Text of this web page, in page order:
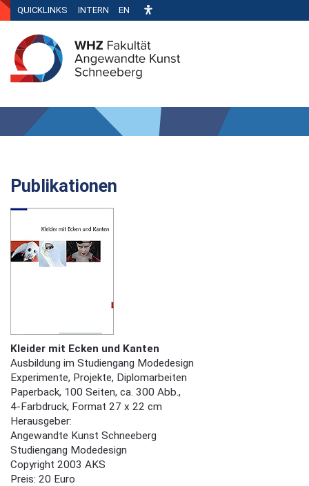
QUICKLINKS INTERN EN
Publikationen
Kleider mit Ecken und Kanten
Ausbildung im Studiengang Modedesign
Experimente, Projekte, Diplomarbeiten
Paperback, 100 Seiten, ca. 300 Abb.,
4-Farbdruck, Format 27 x 22 cm
Herausgeber:
Angewandte Kunst Schneeberg
Studiengang Modedesign
Copyright 2003 AKS
Preis: 20 Euro